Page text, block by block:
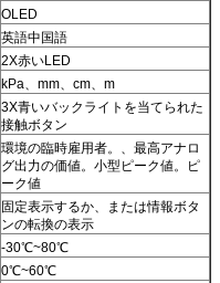
OLED
英語中国語
2X赤いLED
kPa、mm、cm、m
3X青いバックライトを当てられた
接触ボタン
環境の臨時雇用者。、最高アナロ
グ出力の価値。小型ピーク値。ピ
ーク値
固定表示するか、または情報ボタ
ンの転換の表示
-30℃~80℃
0℃~60℃